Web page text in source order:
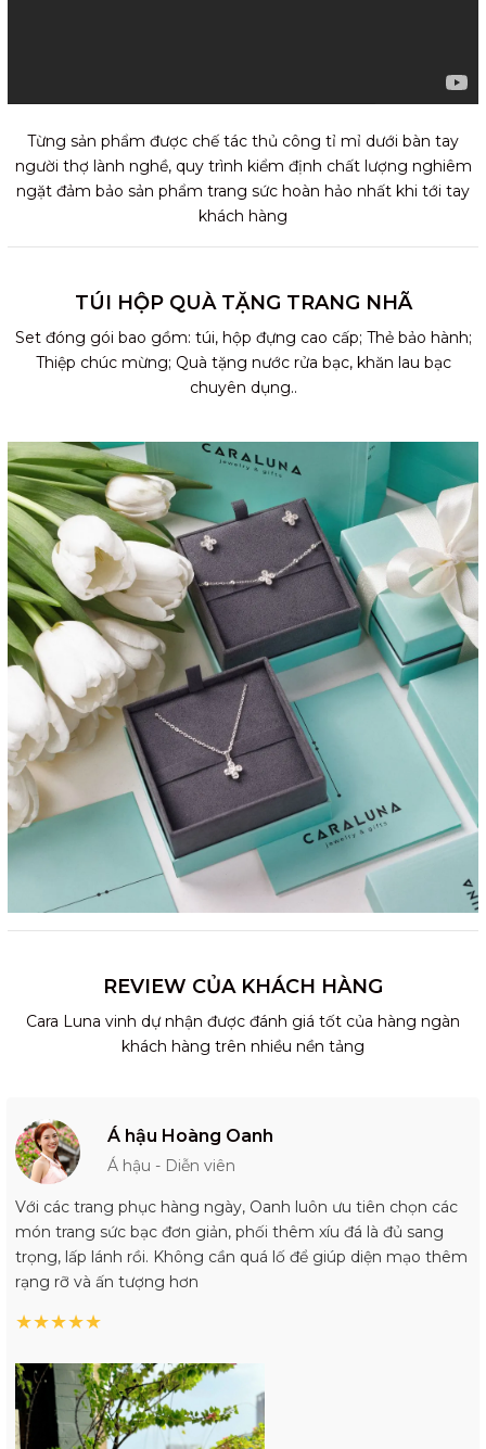
Từng sản phẩm được chế tác thủ công tỉ mỉ dưới bàn tay
người thợ lành nghề, quy trình kiểm định chất lượng nghiêm
ngặt đảm bảo sản phẩm trang sức hoàn hảo nhất khi tới tay
khách hàng
TÚI HỘP QUÀ TẶNG TRANG NHÃ
Set đóng gói bao gồm: túi, hộp đựng cao cấp; Thẻ bảo hành;
Thiệp chúc mừng; Quà tặng nước rửa bạc, khăn lau bạc
chuyên dụng..
REVIEW CỦA KHÁCH HÀNG
Cara Luna vinh dự nhận được đánh giá tốt của hàng ngàn
khách hàng trên nhiều nền tảng
Á hậu Hoàng Oanh
Á hậu - Diễn viên
Với các trang phục hàng ngày, Oanh luôn ưu tiên chọn các
món trang sức bạc đơn giản, phối thêm xíu đá là đủ sang
trọng, lấp lánh rồi. Không cần quá lố để giúp diện mạo thêm
rạng rỡ và ấn tượng hơn
★★★★★